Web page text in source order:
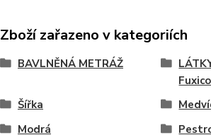
Zboží zařazeno v kategoriích
BAVLNĚNÁ METRÁŽ
Šířka
Modrá